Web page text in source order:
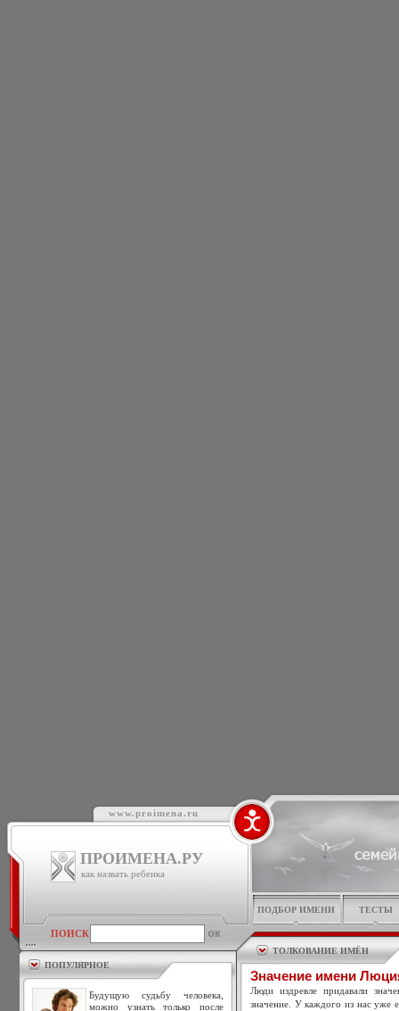
www.proimena.ru
ПРОИМЕНА.РУ
как назвать ребенка
ПОИСК
ПОПУЛЯРНОЕ
Будущую судьбу человека,
можно узнать только после
ПОДБОР ИМЕНИ ТЕСТЫ
ТОЛКОВАНИЕ ИМЁН
Значение имени
Люди издревле придавали
значение. У каждого из нас уже